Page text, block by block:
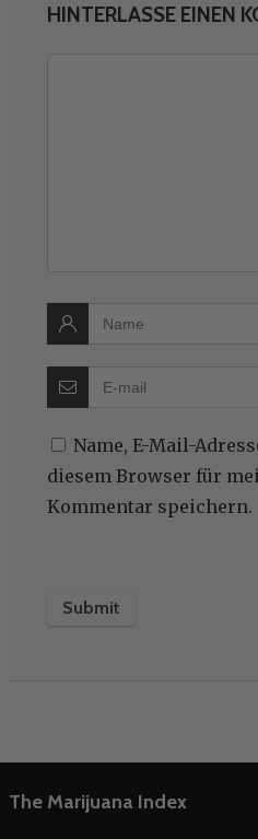
HINTERLASSE EINEN
Name, E-Mail-
diesem Browser für
Kommentar speichern.
The Marijuana Index